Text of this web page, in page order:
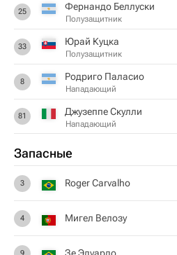
25 Фернандо Беллуски
Полузащитник
33 Юрай Куцка
Полузащитник
8 Родриго Паласио
Нападающий
81 Джузеппе Скулли
Нападающий
Запасные
3 Roger Carvalho
4 Мигел Велозу
9